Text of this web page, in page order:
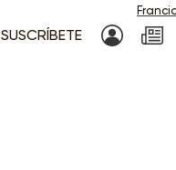
SUSCRÍBETE MI CUENTA